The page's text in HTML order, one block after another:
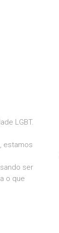
LGBT.
estamos
ser
o que